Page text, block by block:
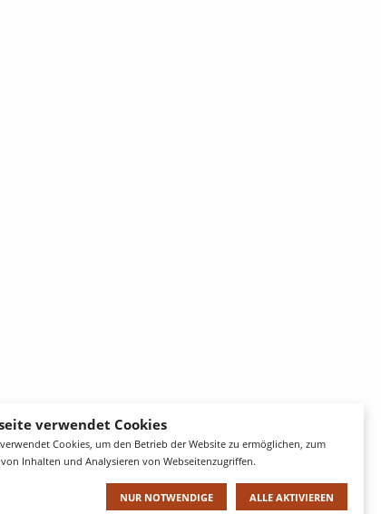
verwendet Cookies
Cookies, um den Betrieb der Website zu ermöglichen, zum
Inhalten und Analysieren von Webseitenzugriffen.
NUR NOTWENDIGE ALLE AKTIVIEREN
Hotelinformationen